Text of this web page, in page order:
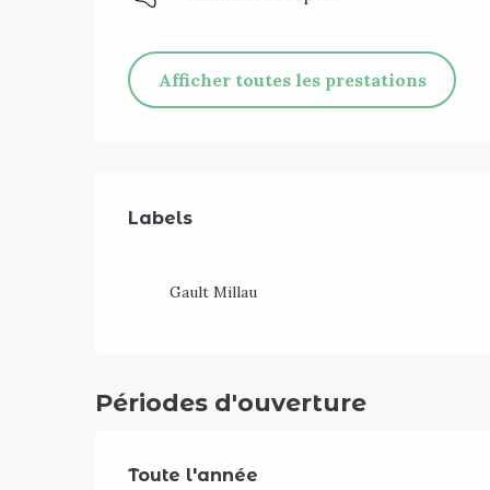
Afficher toutes les prestations
Offres de
Labels
Labels
Gault Millau
Périodes d'ouverture
Toute l'année
Toute l'année